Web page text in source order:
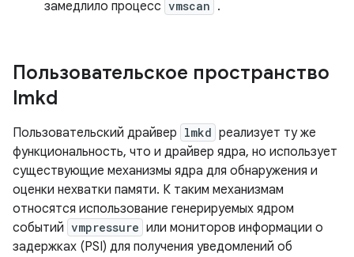
замедлило процесс vmscan .
Пользовательское пространство
lmkd
Пользовательский драйвер lmkd реализует ту же
функциональность, что и драйвер ядра, но использует
существующие механизмы ядра для обнаружения и
оценки нехватки памяти. К таким механизмам
относятся использование генерируемых ядром
событий vmpressure или мониторов информации о
задержках (PSI) для получения уведомлений об